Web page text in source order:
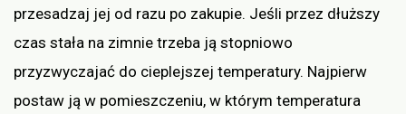
przesadzaj jej od razu po zakupie. Jeśli przez dłuższy
czas stała na zimnie trzeba ją stopniowo
przyzwyczajać do cieplejszej temperatury. Najpierw
postaw ją w pomieszczeniu, w którym temperatura